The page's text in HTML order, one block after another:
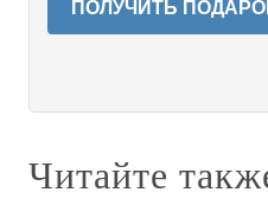
ПОЛУЧИТЬ
Читайте